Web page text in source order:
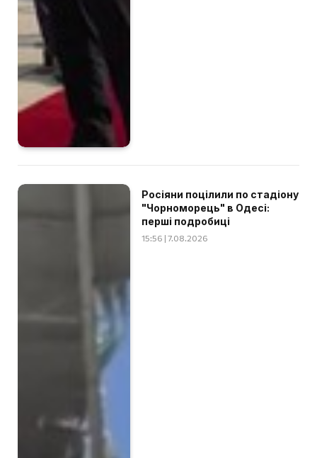
Росіяни поцілили по стадіону
"Чорноморець" в Одесі:
перші подробиці
15:56 | 7.08.2026